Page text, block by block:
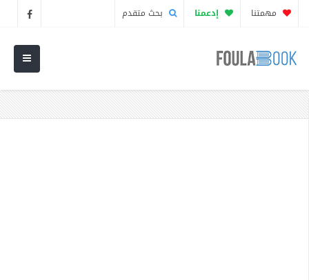
مهمتنا إدعمنا بحث متقدم